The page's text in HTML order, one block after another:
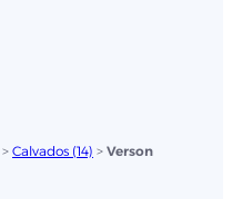
> Calvados (14) > Verson